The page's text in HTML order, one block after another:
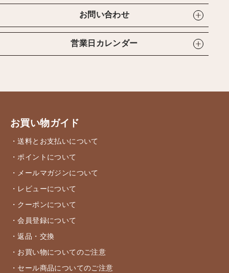
お問い合わせ
営業日カレンダー
お買い物ガイド
・送料とお支払いについて
・ポイントについて
・メールマガジンについて
・レビューについて
・クーポンについて
・会員登録について
・返品・交換
・お買い物についてのご注意
・セール商品についてのご注意